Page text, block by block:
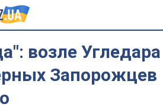
возле Угледара
Запорожцев